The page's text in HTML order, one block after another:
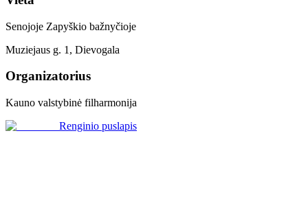
Senojoje Zapyškio bažnyčioje
Muziejaus g. 1, Dievogala
Organizatorius
Kauno valstybinė filharmonija
Renginio puslapis